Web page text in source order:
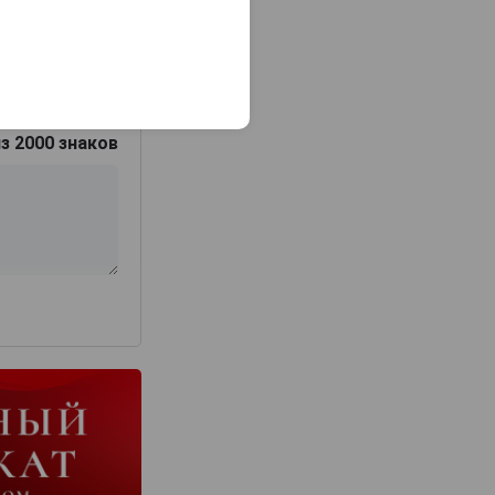
2000 знаков